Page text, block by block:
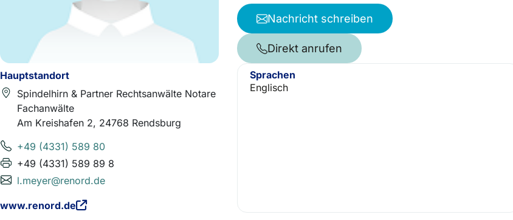
Hauptstandort
Spindelhirn & Partner Rechtsanwälte Notare
Fachanwälte
Am Kreishafen 2, 24768 Rendsburg
+49 (4331) 589 80
+49 (4331) 589 89 8
l.meyer@renord.de
www.renord.de
Nachricht schreiben
Direkt anrufen
Sprachen
Englisch